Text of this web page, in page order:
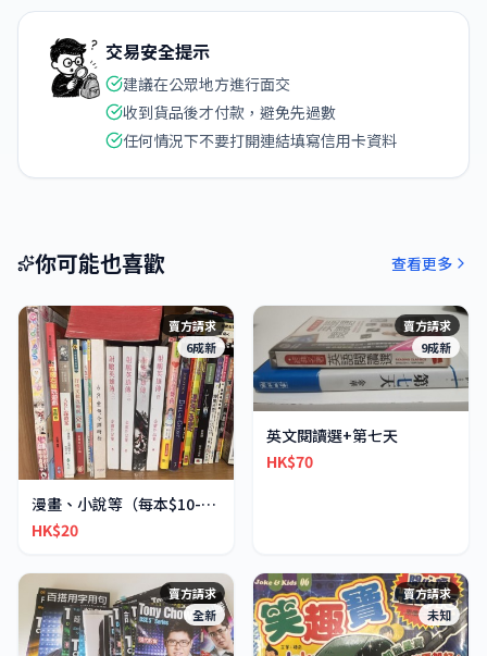
交易安全提示
建議在公眾地方進行面交
收到貨品後才付款，避免先過數
任何情況下不要打開連結填寫信用卡資料
你可能也喜歡 查看更多
賣方請求
6成新
漫畫、小說等（每本$10-30不等）
HK$20
賣方請求
9成新
英文閱讀選+第七天
HK$70
賣方請求
全新
賣方請求
未知